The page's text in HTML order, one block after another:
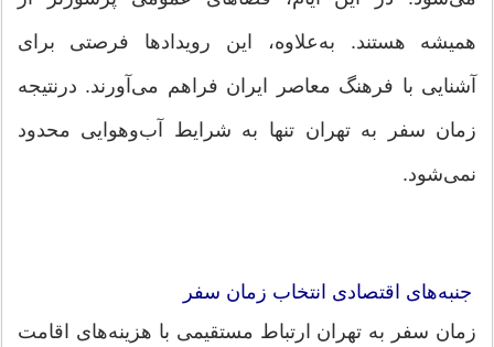
همیشه هستند. به‌علاوه، این رویدادها فرصتی برای
آشنایی با فرهنگ معاصر ایران فراهم می‌آورند. درنتیجه
زمان سفر به تهران تنها به شرایط آب‌وهوایی محدود
نمی‌شود.
جنبه‌های اقتصادی انتخاب زمان سفر
زمان سفر به تهران ارتباط مستقیمی با هزینه‌های اقامت